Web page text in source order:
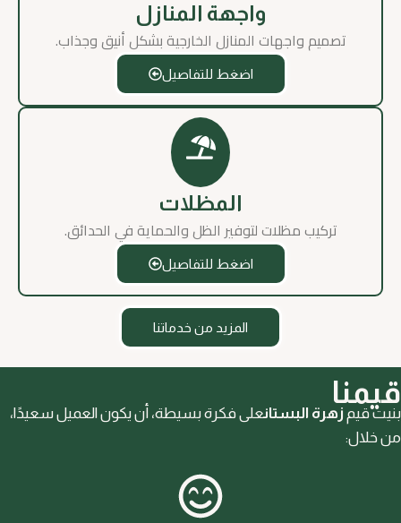
واجهة المنازل
تصميم واجهات المنازل الخارجية بشكل أنيق وجذاب.
اضغط للتفاصيل
المظلات
تركيب مظلات لتوفير الظل والحماية في الحدائق.
اضغط للتفاصيل
المزيد من خدماتنا
قيمنا
بنيت قيم زهرة البستانعلى فكرة بسيطة، أن يكون العميل سعيدًا،
من خلال: